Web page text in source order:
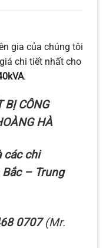
gia của chúng tôi
chi tiết nhất cho
.
BỊ CÔNG
HÀ
các chi
– Trung
0707(Mr.